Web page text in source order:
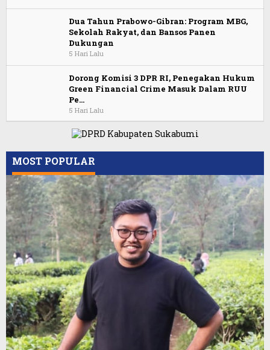
Dua Tahun Prabowo-Gibran: Program MBG,
Sekolah Rakyat, dan Bansos Panen
Dukungan
5 Hari Lalu
Dorong Komisi 3 DPR RI, Penegakan Hukum
Green Financial Crime Masuk Dalam RUU
Pe…
5 Hari Lalu
MOST POPULAR